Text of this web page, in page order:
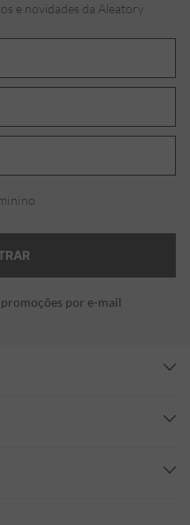
e novidades da Aleatory
por e-mail